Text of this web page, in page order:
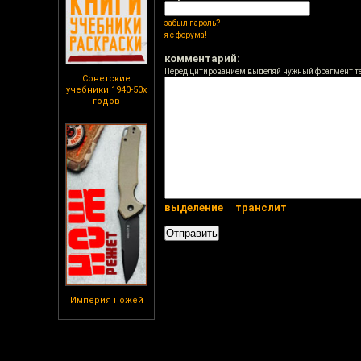
Советские
учебники 1940-50х
годов
Империя ножей
забыл пароль?
я с форума!
комментарий:
Перед цитированием выделяй нужный фрагмент
выделение транслит